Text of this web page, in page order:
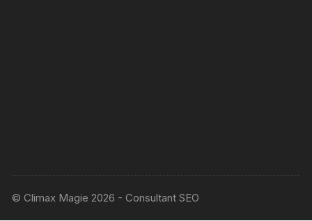
© Climax Magie 2026 - Consultant SEO